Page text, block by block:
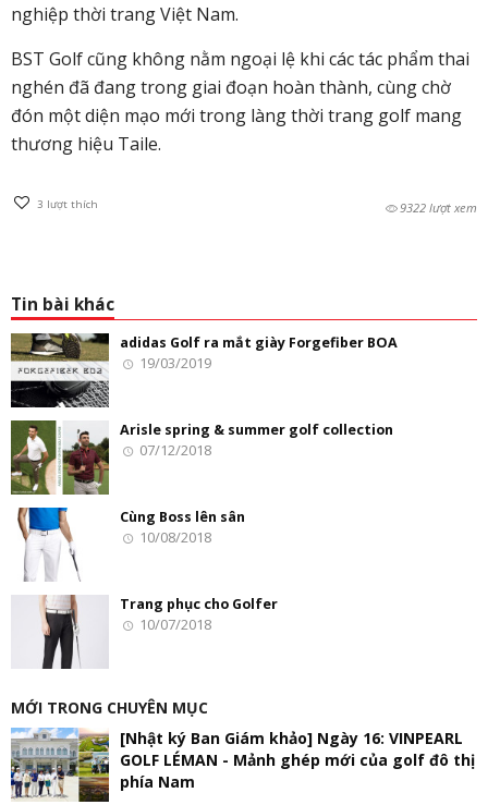
nghiệp thời trang Việt Nam.
BST Golf cũng không nằm ngoại lệ khi các tác phẩm thai
nghén đã đang trong giai đoạn hoàn thành, cùng chờ
đón một diện mạo mới trong làng thời trang golf mang
thương hiệu Taile.
3 lượt thích 9322 lượt xem
Tin bài khác
adidas Golf ra mắt giày Forgefiber BOA
19/03/2019
Arisle spring & summer golf collection
07/12/2018
Cùng Boss lên sân
10/08/2018
Trang phục cho Golfer
10/07/2018
MỚI TRONG CHUYÊN MỤC
[Nhật ký Ban Giám khảo] Ngày 16: VINPEARL
GOLF LÉMAN - Mảnh ghép mới của golf đô thị
phía Nam